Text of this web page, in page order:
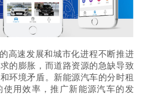
高速发展和城市化进程不断推进
的膨胀，而道路资源的急缺导致
环境矛盾。新能源汽车的分时租
使用效率，推广新能源汽车的发